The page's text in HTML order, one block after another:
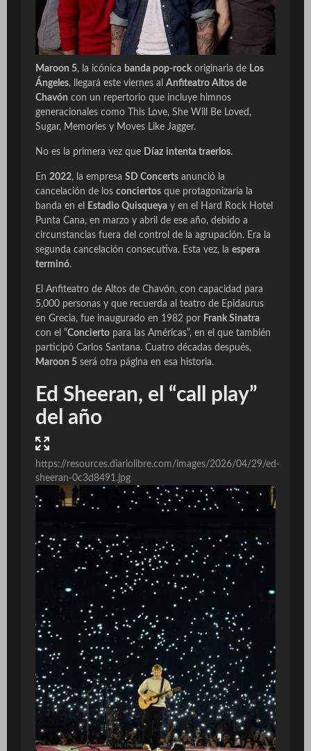
Maroon 5, la icónica banda pop-rockoriginaria de Los
Ángeles, llegará este viernes al Anfiteatro Altos de
Chavón con un repertorio que incluye himnos
generacionales como
This Love, She Will Be Loved ,
Sugar, Memories y Moves Like Jagger.
No es la primera vez que Díaz intenta traerlos.
En 2022, la empresa SD Concerts anunció la
cancelación de los conciertos que protagonizaría la
banda en el
Estadio Quisqueya y en el Hard Rock Hotel
Punta Cana, en marzo y abril de ese año, debido a
circunstancias fuera del control de la agrupación. Era la
segunda cancelación consecutiva. Esta vez, la espera
terminó.
El Anfiteatro de Altos de Chavón, con capacidad para
5,000 personas y que recuerda al teatro de Epidaurus
en Grecia, fue inaugurado en 1982 por Frank Sinatra
con el “Concierto para las Américas”, en el que también
participó Carlos Santana. Cuatro décadas después,
Maroon 5 será otra página en esa historia.
Ed Sheeran, el “call play”
del año
https://resources.diariolibre.com/images/2026/04/29/ed-
sheeran-0c3d8491.jpg